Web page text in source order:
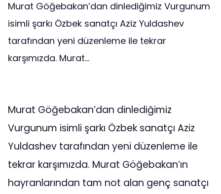
Murat Göğebakan’dan dinlediğimiz Vurgunum
isimli şarkı Özbek sanatçı Aziz Yuldashev
tarafından yeni düzenleme ile tekrar
karşımızda. Murat...
Murat Göğebakan’dan dinlediğimiz
Vurgunum isimli şarkı Özbek sanatçı Aziz
Yuldashev tarafından yeni düzenleme ile
tekrar karşımızda. Murat Göğebakan’ın
hayranlarından tam not alan genç sanatçı